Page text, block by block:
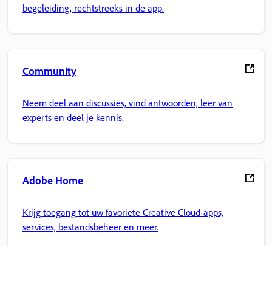
begeleiding, rechtstreeks in de app.
Community
Neem deel aan discussies, vind antwoorden, leer van
experts en deel je kennis.
Adobe Home
Krijg toegang tot uw favoriete Creative Cloud-apps,
services, bestandsbeheer en meer.